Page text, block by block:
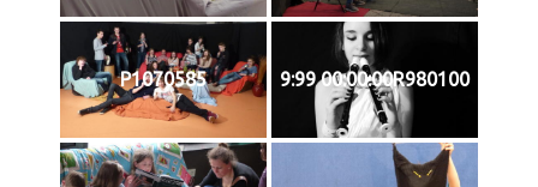
P1070585 9:99 00:00:00R980100